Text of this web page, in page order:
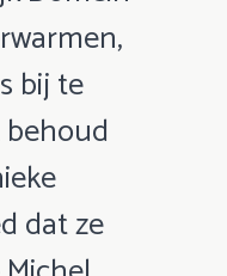
bij te
dat ze